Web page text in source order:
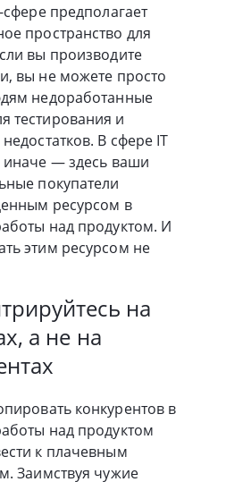
сфере предполагает
пространство для
вы производите
вы не можете просто
недоработанные
тестирования и
В сфере IT
иначе — здесь ваши
покупатели
ресурсом в
над продуктом. И
этим ресурсом не
на
а не на
конкурентов в
над продуктом
к плачевным
Заимствуя чужие